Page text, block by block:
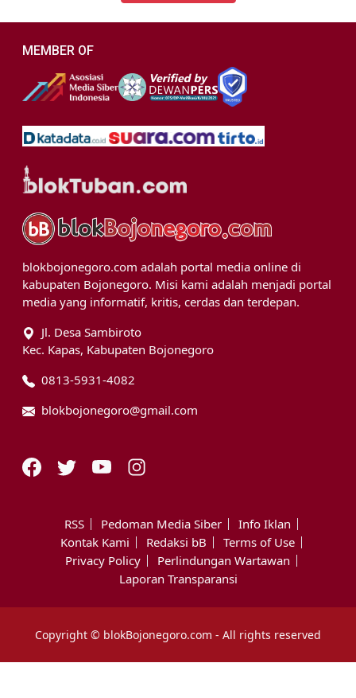
MEMBER OF
blokbojonegoro.com adalah portal media online di
kabupaten Bojonegoro. Misi kami adalah menjadi portal
media yang informatif, kritis, cerdas dan terdepan.
Jl. Desa Sambiroto
Kec. Kapas, Kabupaten Bojonegoro
0813-5931-4082
blokbojonegoro@gmail.com
RSS Pedoman Media Siber
Info Iklan
Kontak Kami
Redaksi bB
Terms of Use
Privacy Policy
Perlindungan Wartawan
Laporan Transparansi
Copyright © blokBojonegoro.com - All rights reserved